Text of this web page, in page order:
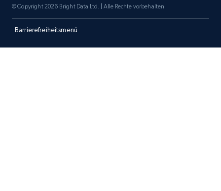
Asin, URL, Name, Sponsored, Initial price, Final
price, Currency, Sold, and more.
1.6K+ 181+ Jetzt anfangen
Barrierefreiheitsmenü
© Copyright 2026 Bright Data Ltd. | Alle Rechte vorbehalten